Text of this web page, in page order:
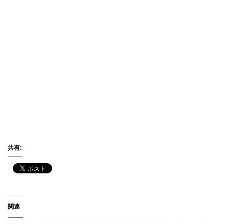
共有:
関連